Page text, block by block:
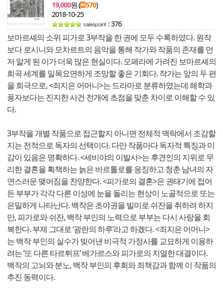
19,000원 ( 570)
2018-10-25
: 376
보마르셰의 소위 피가로 3부작을 한 권에 모두 수록하였다. 원작
보다 로시니와 모차르트의 음악을 통해 작가와 작품의 존재를 먼
저 알게 된 이가 더욱 많은 현실이다. 오페라에 가려진 보마르셰의
희곡 세계를 일목요연하게 조망할 좋은 기회다. 작가는 앞의 두 편
을 희극으로, <죄지은 어머니>는 드라마로 분류하였는데 해학과
풍자보다는 진지한 사건 전개에 초점을 맞춘 차이로 이해할 수 있
다.
3부작을 개별 작품으로 접근할지 아니면 전체적 맥락에서 조감할
지는 전적으로 독자의 선택이다. 다만 작품마다 독자적 특징과 미
감이 있음은 명확하다. <세비야의 이발사>는 후견인의 지위로 무
리한 결혼을 획책하는 늙은 바르톨로를 응징하고 청춘 남녀의 자
연스러운 맺어짐을 찬양한다. <피가로의 결혼>은 권태기에 접어
든 부부가 각각 다른 이성에 눈을 돌리는 현상이 노골적으로 또는
은밀하게 나타난다. 백작은 초야권을 빌미로 쉬잔을 취하려 하지
만, 피가로와 쉬잔, 백작 부인의 노력으로 부부는 다시 사랑을 회
복한다. 부제 그대로 ‘광란의 하루’라고 하겠다. <죄지은 어머니>
는 백작 부인의 실수가 빚어낸 비극적 가정사를 교묘하게 이용하
려는 ‘또 다른 타르튀프’ 베가르스와 피가로의 치열한 대결이다.
백작의 고뇌와 분노, 백작 부인의 후회와 죄책감과 함께 이 작품의
추진 동력이다.